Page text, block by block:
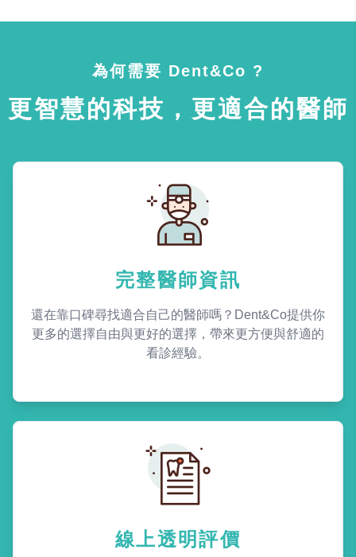
為何需要 Dent&Co ?
更智慧的科技，更適合的醫師
完整醫師資訊
還在靠口碑尋找適合自己的醫師嗎？Dent&Co提供你
更多的選擇自由與更好的選擇，帶來更方便與舒適的
看診經驗。
線上透明評價